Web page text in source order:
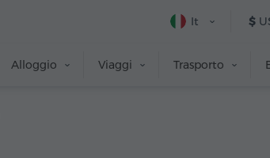
$
It
Alloggio Viaggi Trasporto